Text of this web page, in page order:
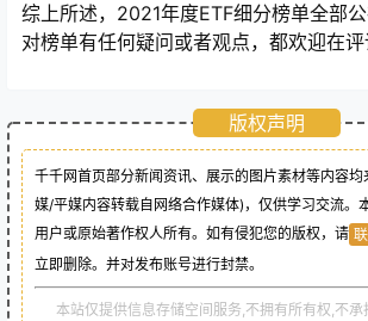
综上所述，2021年度ETF细分榜单全部
对榜单有任何疑问或者观点，都欢迎在评
版权声明
千千网首页部分新闻资讯、展示的图片素材等内容均
媒/平媒内容转载自网络合作媒体)，仅供学习交流。
用户或原始著作权人所有。如有侵犯您的版权，请
立即删除。并对发布账号进行封禁。
本站仅提供信息存储空间服务,不拥有所有权,不承